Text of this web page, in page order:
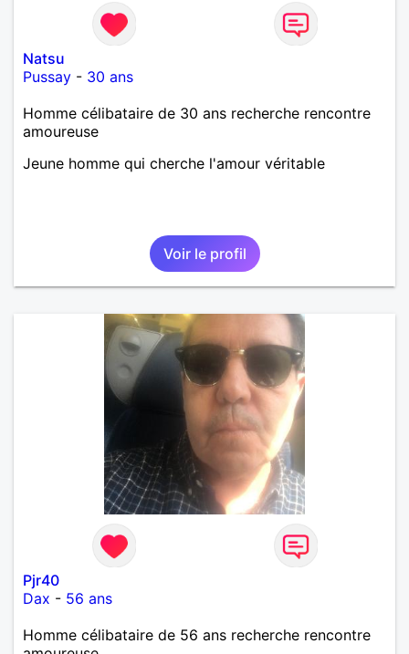
Natsu
Pussay - 30 ans
Homme célibataire de 30 ans recherche rencontre
amoureuse
Jeune homme qui cherche l'amour véritable
Voir le profil
Pjr40
Dax - 56 ans
Homme célibataire de 56 ans recherche rencontre